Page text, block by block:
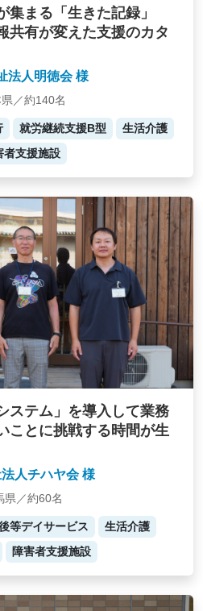
集まる「生きた記録」
共有が変えた支援のカタ
法人明徳会 様
／約140名
就労継続支援B型
生活介護
者支援施設
ステム」を導入して業務
ことに挑戦する時間が生
人チハヤ会 様
県／約60名
等デイサービス
生活介護
障害者支援施設